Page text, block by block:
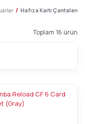
Hafıza Kartı Çantaları
Toplam 16 ürün